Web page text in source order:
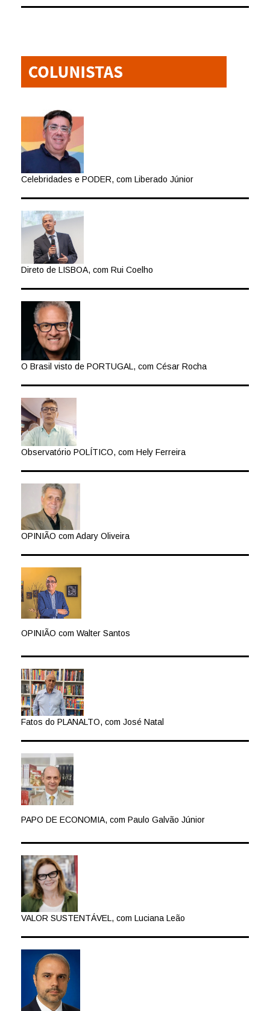
Celebridades e PODER, com Liberado Júnior
Direto de LISBOA, com Rui Coelho
O Brasil visto de PORTUGAL, com César Rocha
Observatório POLÍTICO, com Hely Ferreira
OPINIÃO com Adary Oliveira
OPINIÃO com Walter Santos
Fatos do PLANALTO, com José Natal
PAPO DE ECONOMIA, com Paulo Galvão Júnior
VALOR SUSTENTÁVEL, com Luciana Leão